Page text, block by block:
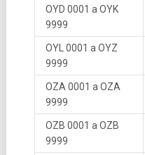
OYD 0001 a OYK
9999
OYL 0001 a OYZ
9999
OZA 0001 a OZA
9999
OZB 0001 a OZB
9999